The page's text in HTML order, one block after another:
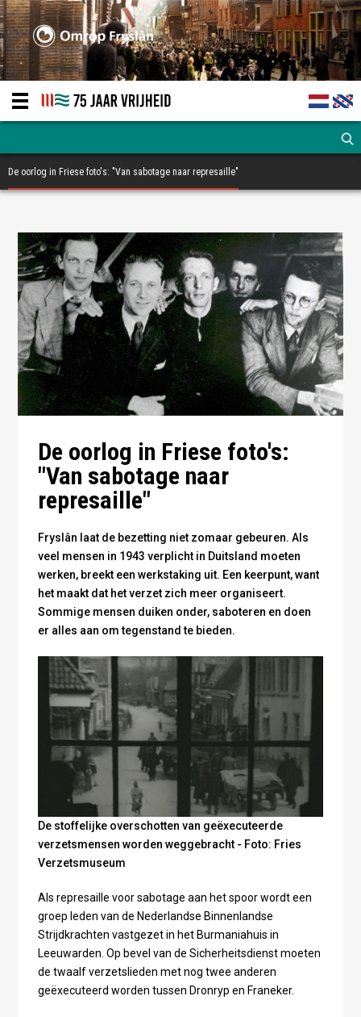
De oorlog in Friese foto's: "Van sabotage naar represaille"
De oorlog in Friese foto's:
"Van sabotage naar
represaille"
Fryslân laat de bezetting niet zomaar gebeuren. Als
veel mensen in 1943 verplicht in Duitsland moeten
werken, breekt een werkstaking uit. Een keerpunt, want
het maakt dat het verzet zich meer organiseert.
Sommige mensen duiken onder, saboteren en doen
er alles aan om tegenstand te bieden.
De stoffelijke overschotten van geëxecuteerde
verzetsmensen worden weggebracht - Foto: Fries
Verzetsmuseum
Als represaille voor sabotage aan het spoor wordt een
groep leden van de Nederlandse Binnenlandse
Strijdkrachten vastgezet in het Burmaniahuis in
Leeuwarden. Op bevel van de Sicherheitsdienst moeten
de twaalf verzetslieden met nog twee anderen
geëxecuteerd worden tussen Dronryp en Franeker.